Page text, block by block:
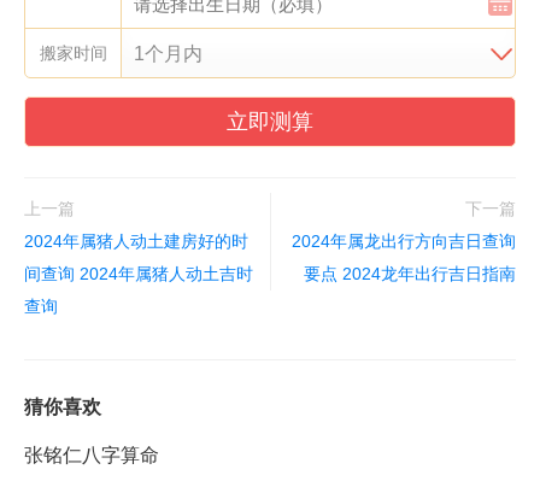
搬家时间
立即测算
上一篇
2024年属猪人动土建房好的时
间查询 2024年属猪人动土吉时
查询
下一篇
2024年属龙出行方向吉日查询
要点 2024龙年出行吉日指南
猜你喜欢
张铭仁八字算命